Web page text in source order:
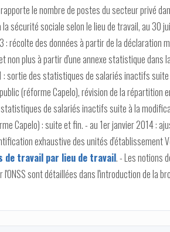
le nombre de postes du secteur privé
sécurité sociale selon le lieu de travail, au 30
: récolte des données à partir de la déclaration
non plus à partir d'une annexe statistique
: sortie des statistiques de salariés inactifs
(réforme Capelo), révision de la répartition
de salariés inactifs suite à la
Capelo) : suite et fin. - au 1er janvier 2014 :
exhaustive des unités d'établissement
de travail par lieu de travail. - Les notions
l'ONSS sont détaillées dans l'introduction de la